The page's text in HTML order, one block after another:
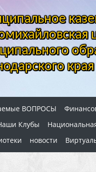
края
ВОПРОСЫ
Клубы
новости